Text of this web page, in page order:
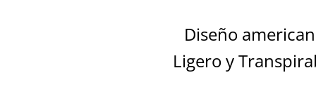
Diseño
Ligero y